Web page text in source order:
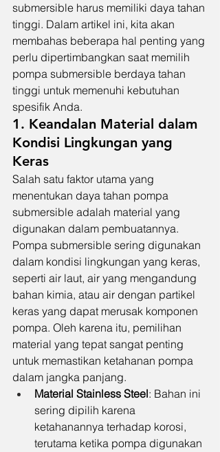
submersible harus memiliki daya tahan
tinggi. Dalam artikel ini, kita akan
membahas beberapa hal penting yang
perlu dipertimbangkan saat memilih
pompa submersible berdaya tahan
tinggi untuk memenuhi kebutuhan
spesifik Anda.
1. Keandalan Material dalam
Kondisi Lingkungan yang
Keras
Salah satu faktor utama yang
menentukan daya tahan pompa
submersible adalah material yang
digunakan dalam pembuatannya.
Pompa submersible sering digunakan
dalam kondisi lingkungan yang keras,
seperti air laut, air yang mengandung
bahan kimia, atau air dengan partikel
keras yang dapat merusak komponen
pompa. Oleh karena itu, pemilihan
material yang tepat sangat penting
untuk memastikan ketahanan pompa
dalam jangka panjang.
Material Stainless Steel: Bahan ini
sering dipilih karena
ketahanannya terhadap korosi,
terutama ketika pompa digunakan